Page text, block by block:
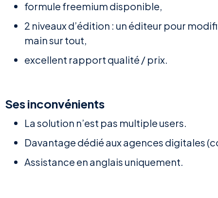
formule freemium disponible,
2 niveaux d’édition : un éditeur pour
main sur tout,
excellent rapport qualité / prix.
Ses inconvénients
La solution n’est pas multiple users.
Davantage dédié aux agences digitales
Assistance en anglais uniquement.